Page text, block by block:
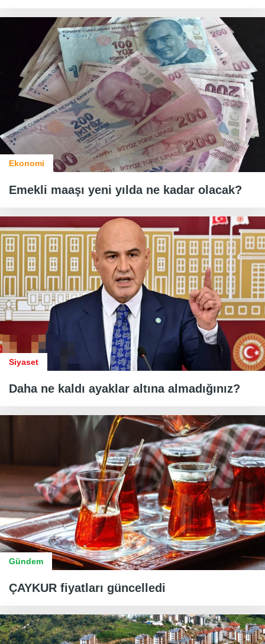
Ekonomi
Emekli maaşı yeni yılda ne kadar olacak?
Siyaset
Daha ne kaldı ayaklar altına almadığınız?
Gündem
ÇAYKUR fiyatları güncelledi